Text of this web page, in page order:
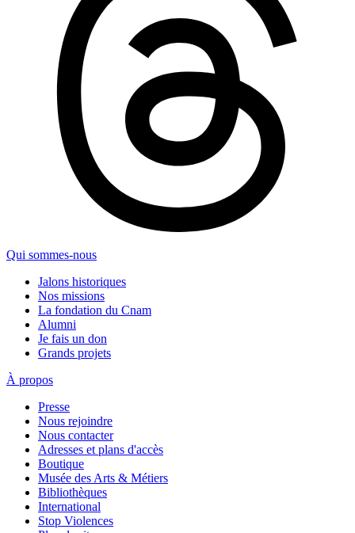
Qui sommes-nous
Jalons historiques
Nos missions
La fondation du Cnam
Alumni
Je fais un don
Grands projets
À propos
Presse
Nous rejoindre
Nous contacter
Adresses et plans d'accès
Boutique
Musée des Arts & Métiers
Bibliothèques
International
Stop Violences